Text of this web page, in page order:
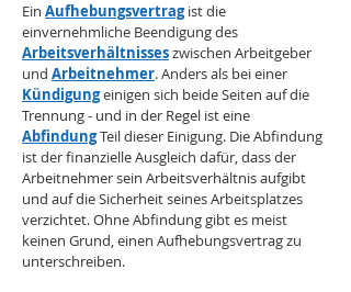
Ein Aufhebungsvertrag ist die
einvernehmliche Beendigung des
Arbeitsverhältnisses zwischen Arbeitgeber
und Arbeitnehmer. Anders als bei einer
Kündigung einigen sich beide Seiten auf die
Trennung - und in der Regel ist eine
Abfindung Teil dieser Einigung. Die Abfindung
ist der finanzielle Ausgleich dafür, dass der
Arbeitnehmer sein Arbeitsverhältnis aufgibt
und auf die Sicherheit seines Arbeitsplatzes
verzichtet. Ohne Abfindung gibt es meist
keinen Grund, einen Aufhebungsvertrag zu
unterschreiben.